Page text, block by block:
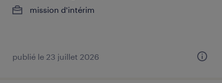
mission d'intérim
publié le 23 juillet 2026